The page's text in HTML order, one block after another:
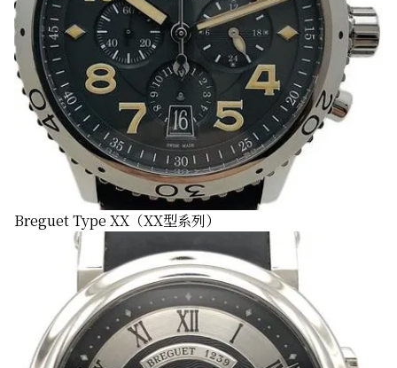
Breguet Type XX（XX型系列）